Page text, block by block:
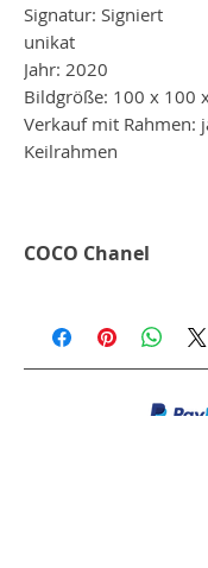
Signatur: Signiert
unikat
Jahr: 2020
Bildgröße: 100 x 100
Verkauf mit Rahmen:
Keilrahmen
COCO Chanel
von TED, von dem
sehen kann. Jedes
Unikat, das immer
erscheint. Die
von Coco fesseln